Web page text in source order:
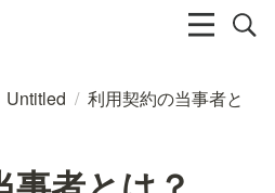
Untitled / 利用契約の当事者と